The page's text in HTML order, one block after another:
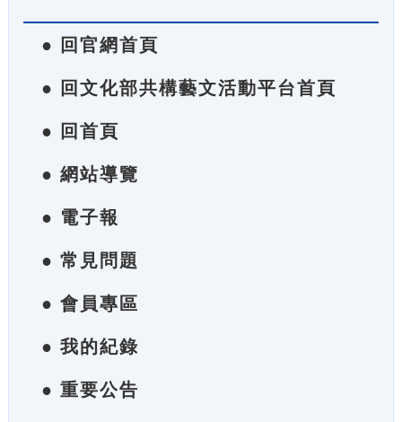
● 回官網首頁
● 回文化部共構藝文活動平台首頁
● 回首頁
● 網站導覽
● 電子報
● 常見問題
● 會員專區
● 我的紀錄
● 重要公告